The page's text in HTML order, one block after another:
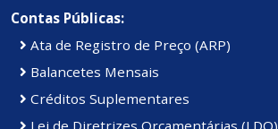
Contas Públicas:
Ata de Registro de Preço (ARP)
Balancetes Mensais
Créditos Suplementares
Lei de Diretrizes Orçamentárias (LDO)